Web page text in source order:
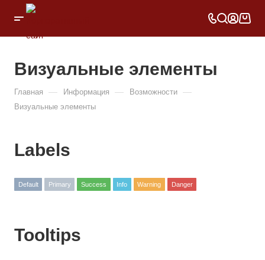
Визуальные элементы
Главная — Информация — Возможности —
Визуальные элементы
Labels
Default Primary Success Info Warning Danger
Tooltips